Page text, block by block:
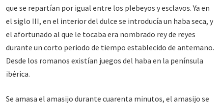
que se repartían por igual entre los plebeyos y esclavos. Ya en
el siglo III, en el interior del dulce se introducía un haba seca, y
el afortunado al que le tocaba era nombrado rey de reyes
durante un corto periodo de tiempo establecido de antemano.
Desde los romanos existían juegos del haba en la península
ibérica.
Se amasa el amasijo durante cuarenta minutos, el amasijo se